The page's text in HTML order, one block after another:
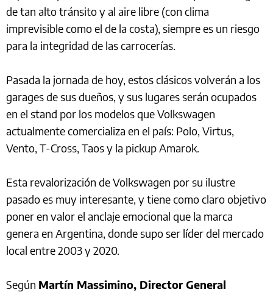
de tan alto tránsito y al aire libre (con clima
imprevisible como el de la costa), siempre es un riesgo
para la integridad de las carrocerías.
Pasada la jornada de hoy, estos clásicos volverán a los
garages de sus dueños, y sus lugares serán ocupados
en el stand por los modelos que Volkswagen
actualmente comercializa en el país: Polo, Virtus,
Vento, T-Cross, Taos y la pickup Amarok.
Esta revalorización de Volkswagen por su ilustre
pasado es muy interesante, y tiene como claro objetivo
poner en valor el anclaje emocional que la marca
genera en Argentina, donde supo ser líder del mercado
local entre 2003 y 2020.
Según Martín Massimino, Director General